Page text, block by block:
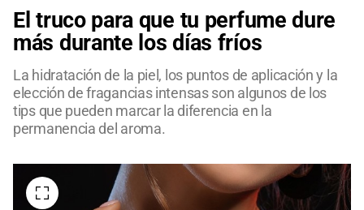
El truco para que tu perfume dure
más durante los días fríos
La hidratación de la piel, los puntos de aplicación y la
elección de fragancias intensas son algunos de los
tips que pueden marcar la diferencia en la
permanencia del aroma.